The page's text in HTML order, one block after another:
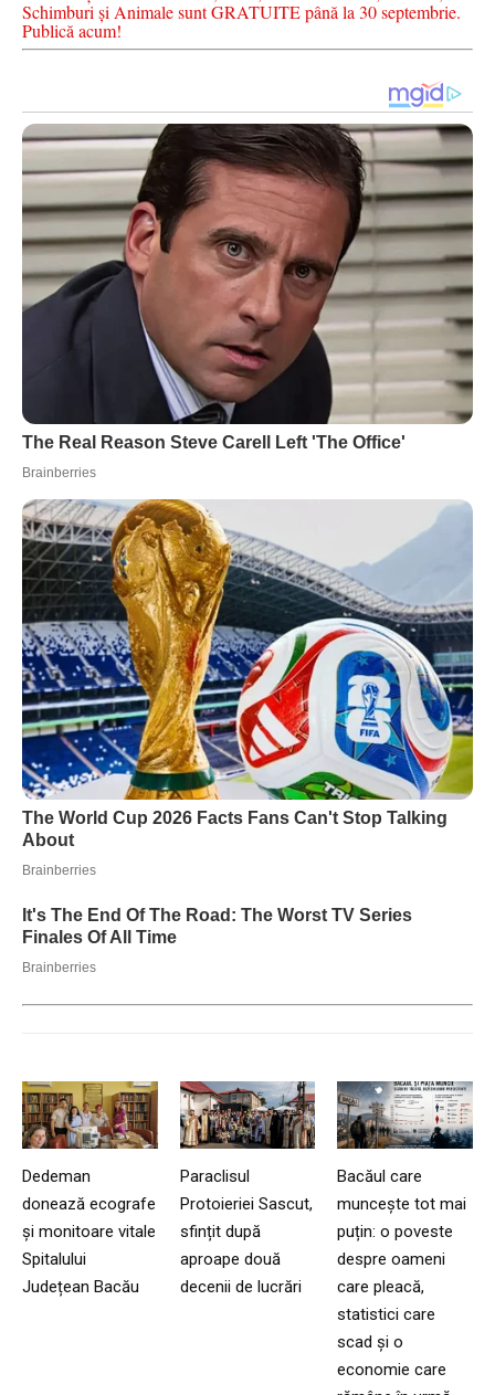
Schimburi și Animale sunt GRATUITE până la 30 septembrie.
Publică acum!
Dedeman
donează ecografe
și monitoare vitale
Spitalului
Județean Bacău
Paraclisul
Protoieriei Sascut,
sfințit după
aproape două
decenii de lucrări
Bacăul care
muncește tot mai
puțin: o poveste
despre oameni
care pleacă,
statistici care
scad și o
economie care